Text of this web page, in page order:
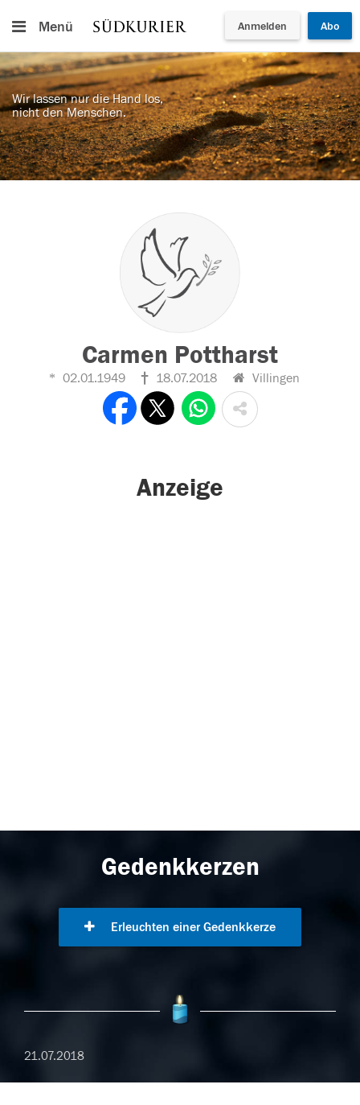
Menü Anmelden Abo
Wir lassen nur die Hand los,
nicht den Menschen.
Carmen Pottharst
02.01.1949 18.07.2018 Villingen
Anzeige
Gedenkkerzen
Erleuchten einer Gedenkkerze
21.07.2018